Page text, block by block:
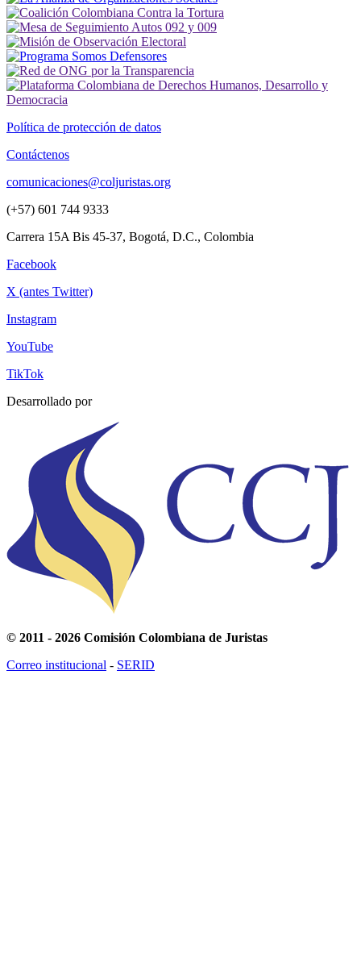
Política de protección de datos
Contáctenos
comunicaciones@coljuristas.org
(+57) 601 744 9333
Carrera 15A Bis 45-37, Bogotá, D.C., Colombia
Facebook
X (antes Twitter)
Instagram
YouTube
TikTok
Desarrollado por
© 2011 - 2026 Comisión Colombiana de Juristas
Correo institucional - SERID